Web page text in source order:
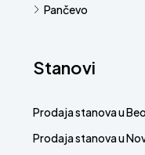
Pančevo
Stanovi
Prodaja stanova u
Prodaja stanova u